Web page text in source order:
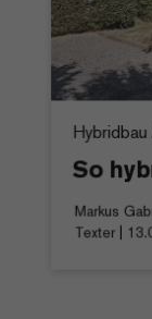
So
Markus
Texter |